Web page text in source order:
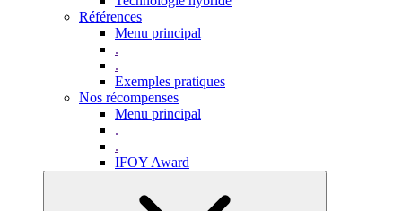
Références
Menu principal
.
.
Exemples pratiques
Nos récompenses
Menu principal
.
.
IFOY Award